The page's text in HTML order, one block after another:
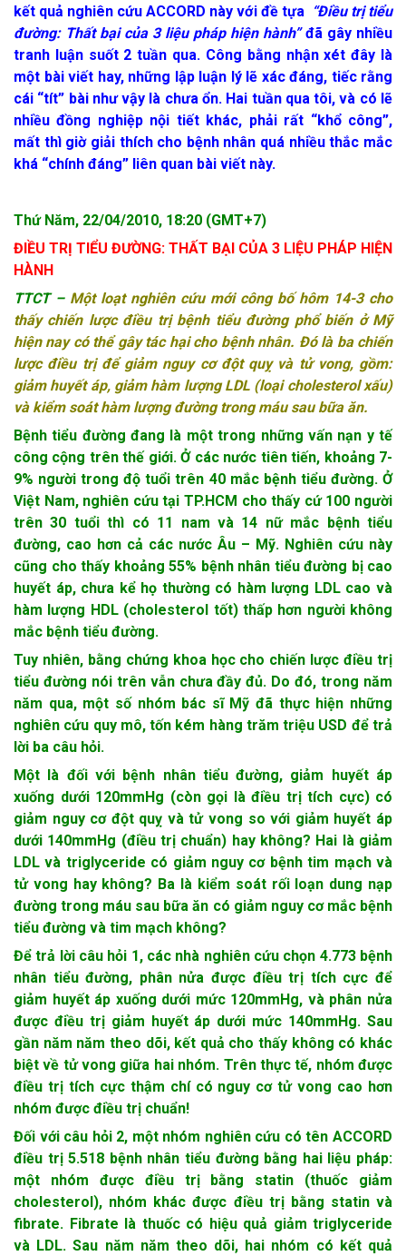
kết quả nghiên cứu ACCORD này với đề tựa “Điều trị tiểu
đường: Thất bại của 3 liệu pháp hiện hành”đã gây nhiều
tranh luận suốt 2 tuần qua. Công bằng nhận xét đây là
một bài viết hay, những lập luận lý lẽ xác đáng, tiếc rằng
cái “tít” bài như vậy là chưa ổn. Hai tuần qua tôi, và có lẽ
nhiều đồng nghiệp nội tiết khác, phải rất “khổ công”,
mất thì giờ giải thích cho bệnh nhân quá nhiều thắc mắc
khá “chính đáng” liên quan bài viết này.
Thứ Năm, 22/04/2010, 18:20 (GMT+7)
ĐIỀU TRỊ TIỂU ĐƯỜNG: THẤT BẠI CỦA 3 LIỆU PHÁP HIỆN
HÀNH
TTCT – Một loạt nghiên cứu mới công bố hôm 14-3 cho
thấy chiến lược điều trị bệnh tiểu đường phổ biến ở Mỹ
hiện nay có thể gây tác hại cho bệnh nhân. Đó là ba chiến
lược điều trị để giảm nguy cơ đột quỵ và tử vong, gồm:
giảm huyết áp, giảm hàm lượng LDL (loại cholesterol xấu)
và kiểm soát hàm lượng đường trong máu sau bữa ăn.
Bệnh tiểu đường đang là một trong những vấn nạn y tế
công cộng trên thế giới. Ở các nước tiên tiến, khoảng 7-
9% người trong độ tuổi trên 40 mắc bệnh tiểu đường. Ở
Việt Nam, nghiên cứu tại TP.HCM cho thấy cứ 100 người
trên 30 tuổi thì có 11 nam và 14 nữ mắc bệnh tiểu
đường, cao hơn cả các nước Âu – Mỹ. Nghiên cứu này
cũng cho thấy khoảng 55% bệnh nhân tiểu đường bị cao
huyết áp, chưa kể họ thường có hàm lượng LDL cao và
hàm lượng HDL (cholesterol tốt) thấp hơn người không
mắc bệnh tiểu đường.
Tuy nhiên, bằng chứng khoa học cho chiến lược điều trị
tiểu đường nói trên vẫn chưa đầy đủ. Do đó, trong năm
năm qua, một số nhóm bác sĩ Mỹ đã thực hiện những
nghiên cứu quy mô, tốn kém hàng trăm triệu USD để trả
lời ba câu hỏi.
Một là đối với bệnh nhân tiểu đường, giảm huyết áp
xuống dưới 120mmHg (còn gọi là điều trị tích cực) có
giảm nguy cơ đột quỵ và tử vong so với giảm huyết áp
dưới 140mmHg (điều trị chuẩn) hay không? Hai là giảm
LDL và triglyceride có giảm nguy cơ bệnh tim mạch và
tử vong hay không? Ba là kiểm soát rối loạn dung nạp
đường trong máu sau bữa ăn có giảm nguy cơ mắc bệnh
tiểu đường và tim mạch không?
Để trả lời câu hỏi 1, các nhà nghiên cứu chọn 4.773 bệnh
nhân tiểu đường, phân nửa được điều trị tích cực để
giảm huyết áp xuống dưới mức 120mmHg, và phân nửa
được điều trị giảm huyết áp dưới mức 140mmHg. Sau
gần năm năm theo dõi, kết quả cho thấy không có khác
biệt về tử vong giữa hai nhóm. Trên thực tế, nhóm được
điều trị tích cực thậm chí có nguy cơ tử vong cao hơn
nhóm được điều trị chuẩn!
Đối với câu hỏi 2, một nhóm nghiên cứu có tên ACCORD
điều trị 5.518 bệnh nhân tiểu đường bằng hai liệu pháp:
một nhóm được điều trị bằng statin (thuốc giảm
cholesterol), nhóm khác được điều trị bằng statin và
fibrate. Fibrate là thuốc có hiệu quả giảm triglyceride
và LDL. Sau năm năm theo dõi, hai nhóm có kết quả